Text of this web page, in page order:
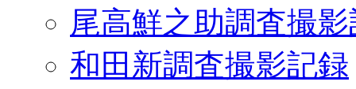
尾高鮮之助調査撮
和田新調査撮影記録